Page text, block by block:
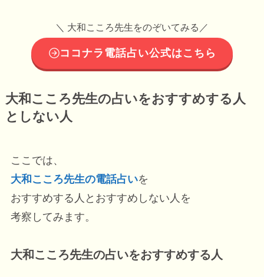
＼ 大和こころ先生をのぞいてみる／
ココナラ電話占い公式はこちら
大和こころ先生の占いをおすすめする人
としない人
ここでは、
大和こころ先生の電話占いを
おすすめする人とおすすめしない人を
考察してみます。
大和こころ先生の占いをおすすめする人